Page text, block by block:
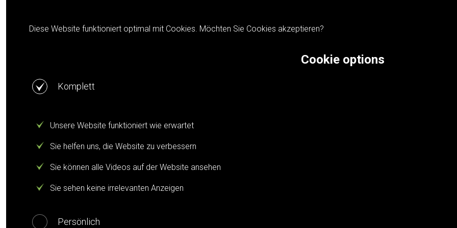
Cookie notification
Diese Website funktioniert optimal mit Cookies. Möchten Sie Cookies akzeptieren?
Cookie options
Komplett
Unsere Website funktioniert wie erwartet
Sie helfen uns, die Website zu verbessern
Sie können alle Videos auf der Website ansehen
Sie sehen keine irrelevanten Anzeigen
Persönlich